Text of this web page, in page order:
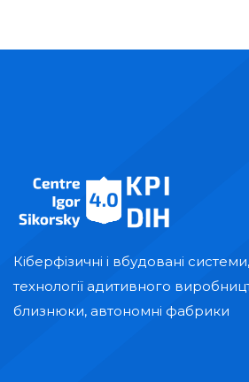
Кіберфізичні і вбудовані
технології адитивного
близнюки, автономні фабрики